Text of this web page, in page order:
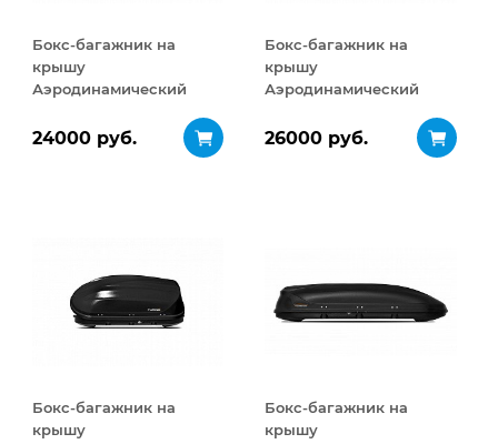
Бокс-багажник на
крышу
Аэродинамический
ДВУСТОРОННЕЕ
24000 руб.
Бокс-багажник на
крышу
Аэродинамический
ДВУСТОРОННЕЕ
26000 руб.
Бокс-багажник на
крышу
Бокс-багажник на
крышу